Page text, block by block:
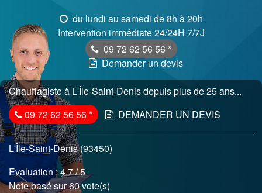
du lundi au samedi de 8h à 20h
Intervention immédiate 24/24H 7/7J
09 72 62 56 56 *
Demander un devis
Chauffagiste à L'Île-Saint-Denis depuis plus de 25 ans...
09 72 62 56 56* DEMANDER UN DEVIS
L'Île-Saint-Denis (93450)
Evaluation :4.7/ 5
Note basé sur 60 vote(s)